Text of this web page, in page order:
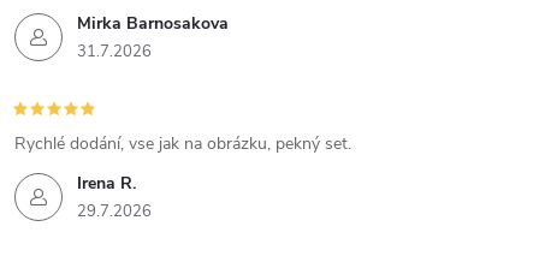
Mirka Barnosakova
31.7.2026
Irena R.
29.7.2026
Rychlé dodání, vse jak na obrázku, pekný set.